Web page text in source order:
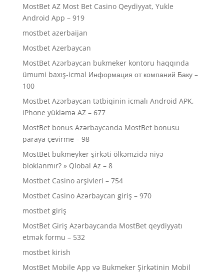
MostBet AZ Most Bet Casino Qeydiyyat, Yukle
Android App – 919
mostbet azerbaijan
Mostbet Azerbaycan
MostBet Azərbaycan bukmeker kontoru haqqında
ümumi baxış-icmal Информация от компаний Баку –
100
Mostbet Azərbaycan tətbiqinin icmalı Android APK,
iPhone yükləmə AZ – 677
MostBet bonus Azərbaycanda MostBet bonusu
paraya çevirme – 98
MostBet bukmeyker şirkəti ölkəmzidə niyə
bloklanmır? » Qlobal Az – 8
Mostbet Casino arşivleri – 754
Mostbet Casino Azərbaycan giriş – 970
mostbet giriş
MostBet Giriş Azərbaycanda MostBet qeydiyyatı
etmək formu – 532
mostbet kirish
MostBet Mobile App və Bukmeker Şirkətinin Mobil